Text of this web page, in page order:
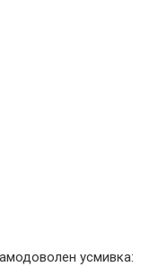
усмивка: